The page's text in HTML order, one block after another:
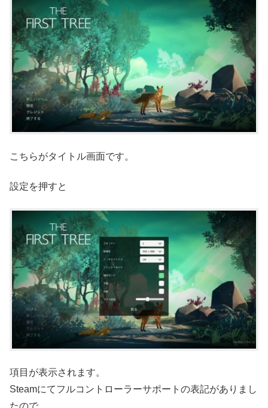
こちらがタイトル画面です。
設定を押すと
項目が表示されます。
Steamにてフルコントローラーサポートの表記がありまし
たので、